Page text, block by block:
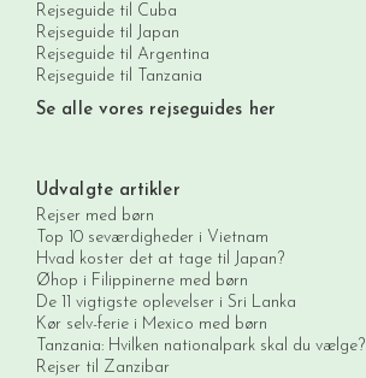
Rejseguide til Cuba
Rejseguide til Japan
Rejseguide til Argentina
Rejseguide til Tanzania
Se alle vores rejseguides her
Udvalgte artikler
Rejser med børn
Top 10 seværdigheder i Vietnam
Hvad koster det at tage til Japan?
Øhop i Filippinerne med børn
De 11 vigtigste oplevelser i Sri Lanka
Kør selv-ferie i Mexico med børn
Tanzania: Hvilken nationalpark skal du vælge?
Rejser til Zanzibar